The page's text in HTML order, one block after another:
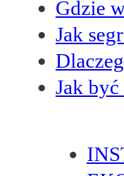
Gdzie
Jak
Jak